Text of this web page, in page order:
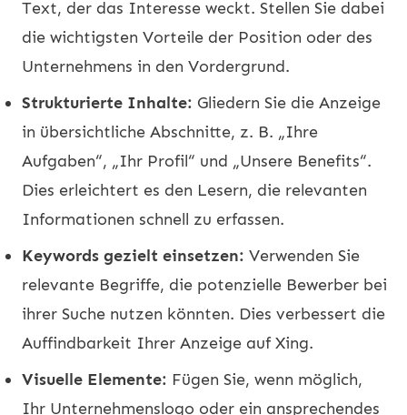
Text, der das Interesse weckt. Stellen Sie dabei
die wichtigsten Vorteile der Position oder des
Unternehmens in den Vordergrund.
Strukturierte Inhalte: Gliedern Sie die Anzeige
in übersichtliche Abschnitte, z. B. „Ihre
Aufgaben“, „Ihr Profil“ und „Unsere Benefits“.
Dies erleichtert es den Lesern, die relevanten
Informationen schnell zu erfassen.
Keywords gezielt einsetzen: Verwenden Sie
relevante Begriffe, die potenzielle Bewerber bei
ihrer Suche nutzen könnten. Dies verbessert die
Auffindbarkeit Ihrer Anzeige auf Xing.
Visuelle Elemente: Fügen Sie, wenn möglich,
Ihr Unternehmenslogo oder ein ansprechendes